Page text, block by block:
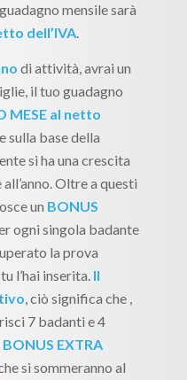
mensile sarà
dell’IVA.
di attività, avrai un
il tuo guadagno
MESE al netto
sulla base della
si ha una crescita
Oltre a questi
un BONUS
ogni singola badante
la prova
l’hai inserita. Il
, ciò significa che ,
7 badanti e 4
BONUS EXTRA
che si sommeranno al